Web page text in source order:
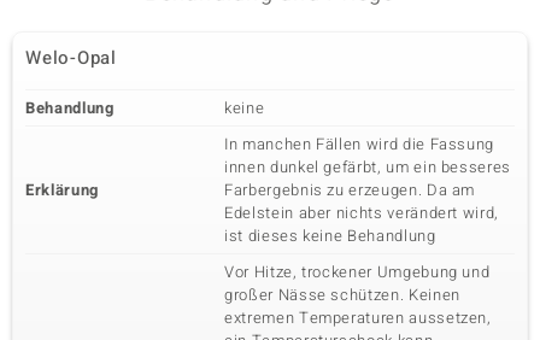
Fassung
Edelsteinvarietät Anzahl und Größe
35 à 1 mm
Schliff
Rundschliff
Herkunft
Kambodscha
Welo-Opal
Behandlung keine
Erklärung
In manchen Fällen wird die Fassung
innen dunkel gefärbt, um ein besseres
Farbergebnis zu erzeugen. Da am
Edelstein aber nichts verändert wird,
ist dieses keine Behandlung
Vor Hitze, trockener Umgebung und
großer Nässe schützen. Keinen
extremen Temperaturen aussetzen,